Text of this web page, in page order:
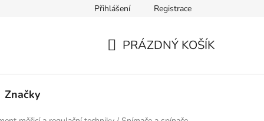
Přihlášení Registrace
PRÁZDNÝ KOŠÍK
Značky